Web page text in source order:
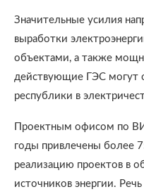
Значительные усилия
выработки
объектами, а также
действующие ГЭС могут
республики в
Проектным офисом по
годы привлечены более
реализацию проектов в
источников энергии.